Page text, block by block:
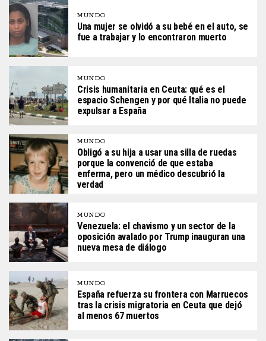
MUNDO
Una mujer se olvidó a su bebé en el auto, se
fue a trabajar y lo encontraron muerto
MUNDO
Crisis humanitaria en Ceuta: qué es el
espacio Schengen y por qué Italia no puede
expulsar a España
MUNDO
Obligó a su hija a usar una silla de ruedas
porque la convenció de que estaba
enferma, pero un médico descubrió la
verdad
MUNDO
Venezuela: el chavismo y un sector de la
oposición avalado por Trump inauguran una
nueva mesa de diálogo
MUNDO
España refuerza su frontera con Marruecos
tras la crisis migratoria en Ceuta que dejó
al menos 67 muertos